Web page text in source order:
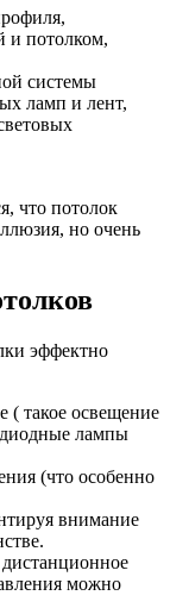
и потолком,
системы
ламп и лент,
что потолок
но очень
эффектно
( такое освещение
лампы
(что особенно
внимание
можно